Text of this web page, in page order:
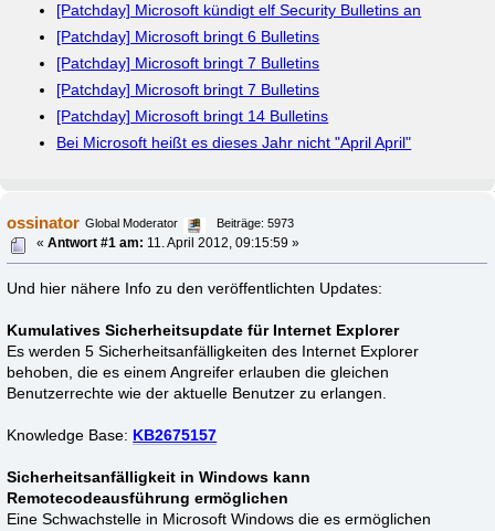
[Patchday] Microsoft kündigt elf Security Bulletins an
[Patchday] Microsoft bringt 6 Bulletins
[Patchday] Microsoft bringt 7 Bulletins
[Patchday] Microsoft bringt 7 Bulletins
[Patchday] Microsoft bringt 14 Bulletins
Bei Microsoft heißt es dieses Jahr nicht "April April"
ossinator Global Moderator
Beiträge: 5973
«Antwort #1 am: 11. April 2012, 09:15:59 »
Und hier nähere Info zu den veröffentlichten Updates:
Kumulatives Sicherheitsupdate für Internet Explorer
Es werden 5 Sicherheitsanfälligkeiten des Internet Explorer
behoben, die es einem Angreifer erlauben die gleichen
Benutzerrechte wie der aktuelle Benutzer zu erlangen.
Knowledge Base: KB2675157
Sicherheitsanfälligkeit in Windows kann
Remotecodeausführung ermöglichen
Eine Schwachstelle in Microsoft Windows die es ermöglichen